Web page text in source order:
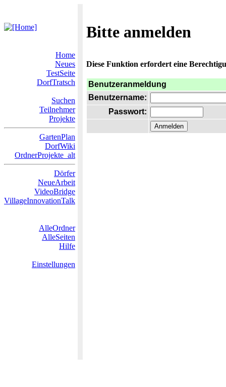
Bitte anmelden
Home
Neues
TestSeite
DorfTratsch
Suchen
Teilnehmer
Projekte
GartenPlan
DorfWiki
OrdnerProjekte_alt
Dörfer
NeueArbeit
VideoBridge
VillageInnovationTalk
AlleOrdner
AlleSeiten
Hilfe
Einstellungen
Diese Funktion erfordert eine
Benutzeranmeldung
Benutzername:
Passwort: